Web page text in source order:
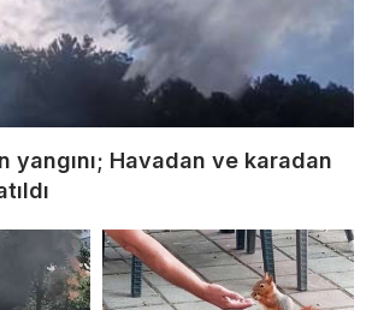
yangını; Havadan ve karadan